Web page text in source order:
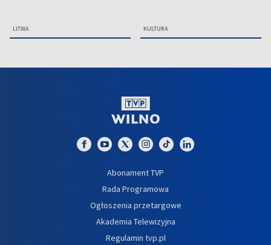
LITWA KULTURA
Abonament TVP
Rada Programowa
Ogłoszenia przetargowe
Akademia Telewizyjna
Regulamin tvp.pl